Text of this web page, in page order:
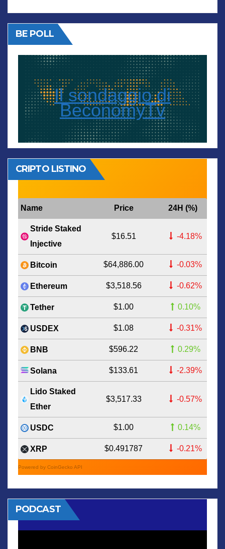
BE POLL
Il sondaggio di
BeconomyTv
CRIPTO LISTINO
Name Price 24H (%)
Stride Staked
Injective
$16.51 -4.18%
Bitcoin $64,886.00 -0.03%
Ethereum $3,518.56 -0.62%
Tether $1.00 0.10%
USDEX $1.08 -0.31%
BNB $596.22 0.29%
Solana $133.61 -2.39%
Lido Staked
Ether
$3,517.33 -0.57%
USDC $1.00 0.14%
XRP $0.491787 -0.21%
Powered by CoinGecko API
PODCAST